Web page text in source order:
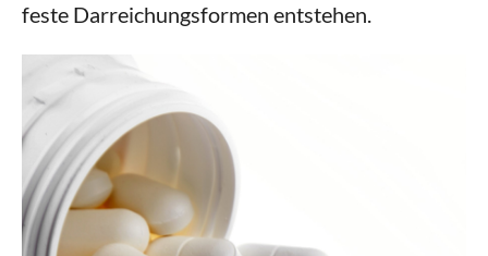
feste Darreichungsformen entstehen.